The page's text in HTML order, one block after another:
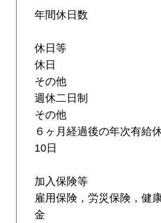
年間休日数
休日等
休日
その他
週休二日制
その他
６ヶ月経過後の年次有給
10日
加入保険等
雇用保険，労災保険，健
金